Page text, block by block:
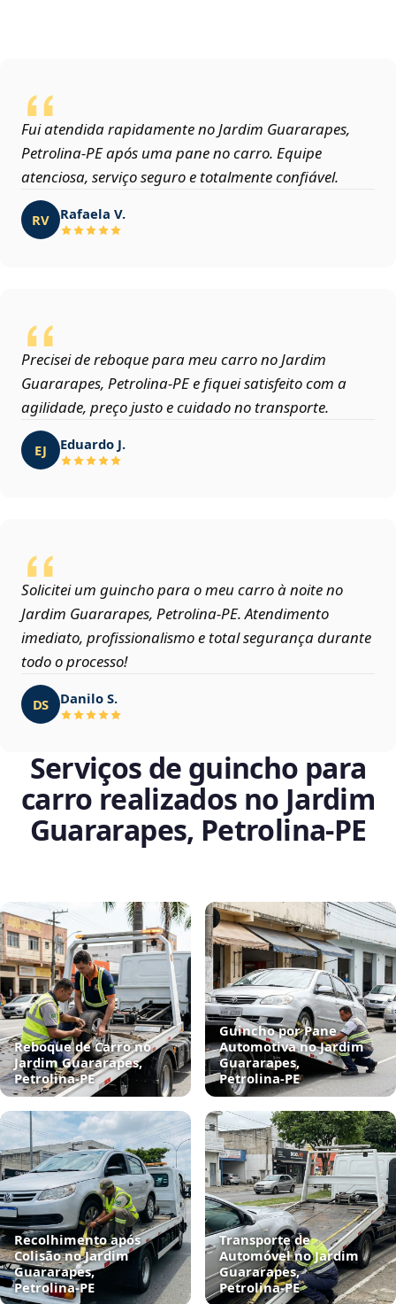
Fui atendida rapidamente no Jardim Guararapes,
Petrolina‑PE após uma pane no carro. Equipe
atenciosa, serviço seguro e totalmente confiável.
RV Rafaela V.
Precisei de reboque para meu carro no Jardim
Guararapes, Petrolina‑PE e fiquei satisfeito com a
agilidade, preço justo e cuidado no transporte.
EJ Eduardo J.
Solicitei um guincho para o meu carro à noite no
Jardim Guararapes, Petrolina‑PE. Atendimento
imediato, profissionalismo e total segurança durante
todo o processo!
DS Danilo S.
Serviços de guincho para
carro realizados no Jardim
Guararapes, Petrolina‑PE
Reboque de Carro no
Jardim Guararapes,
Petrolina‑PE
Guincho por Pane
Automotiva no Jardim
Guararapes,
Petrolina‑PE
Recolhimento após
Colisão no Jardim
Guararapes,
Petrolina‑PE
Transporte de
Automóvel no Jardim
Guararapes,
Petrolina‑PE